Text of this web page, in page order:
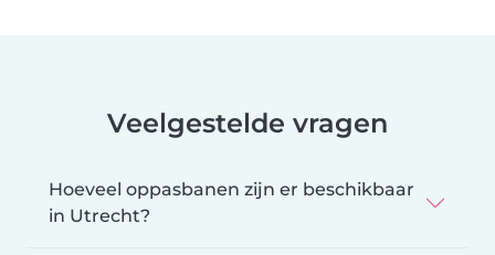
Veelgestelde vragen
Hoeveel oppasbanen zijn er beschikbaar
in Utrecht?